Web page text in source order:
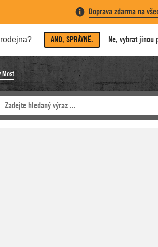
Doprava zdarma na
ANO, SPRÁVNĚ. Ne, vybrat jinou
Most